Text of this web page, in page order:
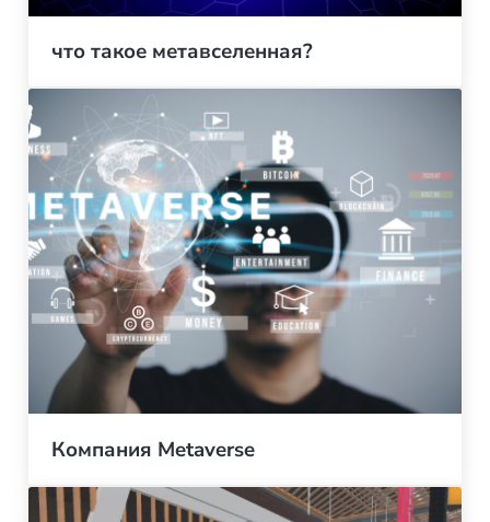
что такое метавселенная?
Компания Metaverse